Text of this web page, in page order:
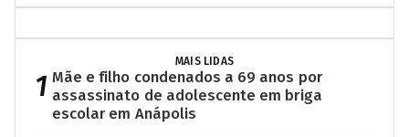
MAIS LIDAS
1 Mãe e filho condenados a 69 anos por
assassinato de adolescente em briga
escolar em Anápolis